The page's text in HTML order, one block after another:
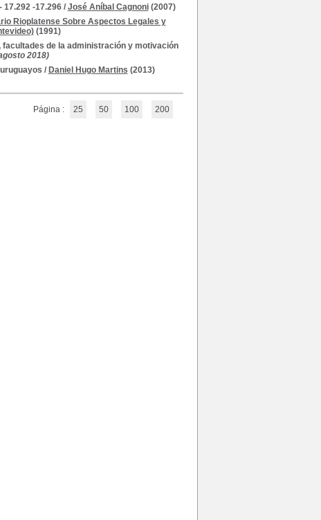
-17.296/ José Aníbal Cagnoni(2007)
Rioplatense Sobre Aspectos Legales y
(1991)
de la administración y motivación
2018)
/ Daniel Hugo Martins (2013)
Página : 25 50 100 200